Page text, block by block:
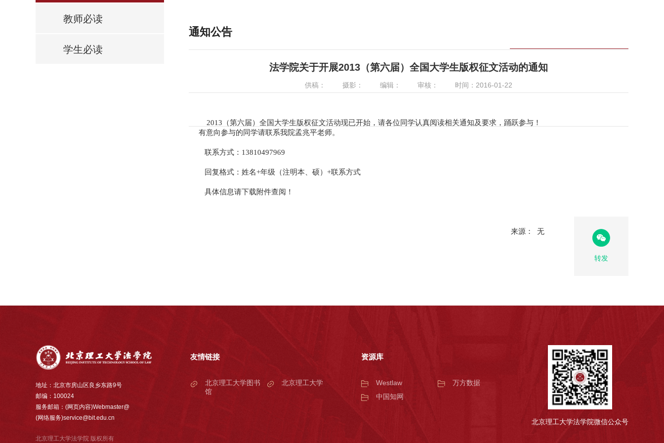
教师必读
学生必读
通知公告
法学院关于开展2013（第六届）全国大学生版权征文活动的通知
供稿： 摄影： 编辑： 审核： 时间：2016-01-22
2013（第六届）全国大学生版权征文活动现已开始，请各位同学认真阅读相关通知及要求，踊跃参与！
有意向参与的同学请联系我院孟兆平老师。
联系方式：13810497969
回复格式：姓名+年级（注明本、硕）+联系方式
具体信息请下载附件查阅！
来源： 无
转发
地址：北京市房山区良乡东路9号
邮编：100024
服务邮箱：(网页内容)Webmaster@
(网络服务)service@bit.edu.cn
北京理工大学法学院 版权所有
友情链接
北京理工大学图书
馆
北京理工大学
资源库
Westlaw
万方数据
中国知网
北京理工大学法学院微信公众号